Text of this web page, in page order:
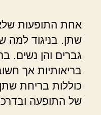
אחת התופעות
שתן. בניגוד למה
גברים והן נשים.
בריאותיות אך
כוללות בריחת
של התופעה